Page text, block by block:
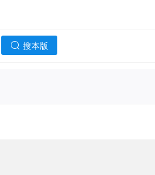
搜本版